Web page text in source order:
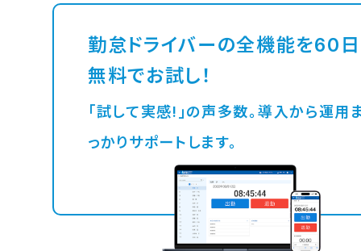
勤怠ドライバーの全機能を60
無料でお試し！
「試して実感!」の声多数。導入から運用までし
っかりサポートします。